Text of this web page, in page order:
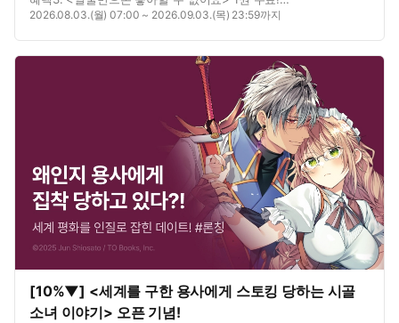
혜택4. <얼굴만으론 좋아할 수 없어요> 연재 포함 3종 총 11화
2026.08.03.(월) 07:00 ~ 2026.09.03.(목) 23:59까지
[10%▼] <세계를 구한 용사에게 스토킹 당하는 시골
소녀 이야기> 오픈 기념!